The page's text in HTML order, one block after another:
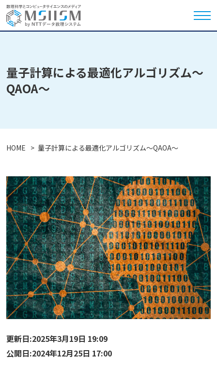
量子計算による最適化アルゴリズム～
QAOA～
HOME 量子計算による最適化アルゴリズム～QAOA～
更新日:2025年3月19日 19:09
公開日:2024年12月25日 17:00